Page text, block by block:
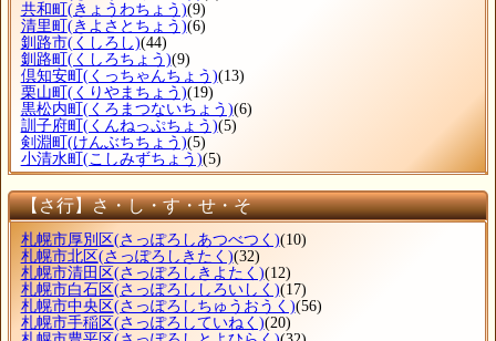
共和町 (きょうわちょう)(9)
清里町 (きよさとちょう)(6)
釧路市(くしろし)(44)
釧路町 (くしろちょう)(9)
倶知安町 (くっちゃんちょう)(13)
栗山町 (くりやまちょう)(19)
黒松内町 (くろまつないちょう)(6)
訓子府町 (くんねっぷちょう)(5)
剣淵町 (けんぶちちょう)(5)
小清水町 (こしみずちょう)(5)
【さ行】さ・し・す・せ・そ
札幌市厚別区(さっぽろしあつべつく)(10)
札幌市北区(さっぽろしきたく)(32)
札幌市清田区(さっぽろしきよたく)(12)
札幌市白石区(さっぽろししろいしく)(17)
札幌市中央区(さっぽろしちゅうおうく)(56)
札幌市手稲区(さっぽろしていねく)(20)